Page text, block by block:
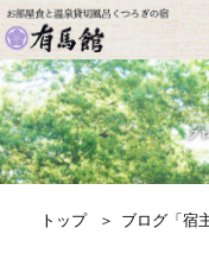
トップ ブログ「宿